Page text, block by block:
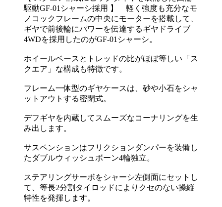
駆動GF-01シャーシ採用 】 軽く強度も充分なモ
ノコックフレームの中央にモーターを搭載して、
ギヤで前後輪にパワーを伝達するギヤドライブ
4WDを採用したのがGF-01シャーシ。
ホイールベースとトレッドの比がほぼ等しい「ス
クエア」な構成も特徴です。
フレーム一体型のギヤケースは、砂や小石をシャ
ットアウトする密閉式。
デフギヤを内蔵してスムーズなコーナリングを生
み出します。
サスペンションはフリクションダンパーを装備し
たダブルウィッシュボーン4輪独立。
ステアリングサーボをシャーシ左側面にセットし
て、等長2分割タイロッドによりクセのない操縦
特性を発揮します。